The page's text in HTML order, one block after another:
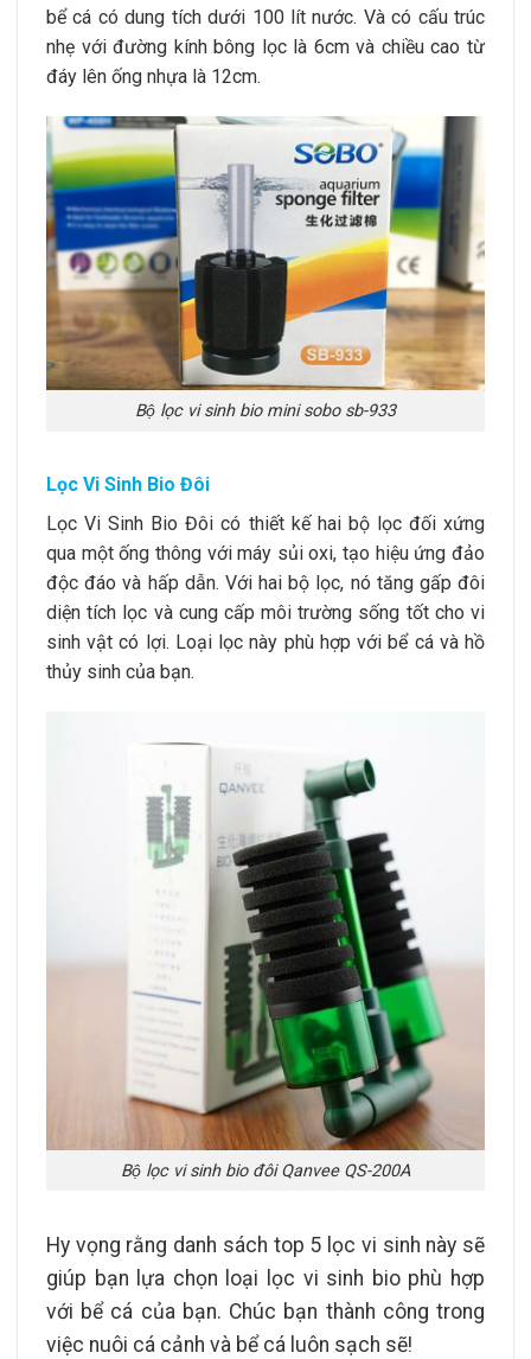
bể cá có dung tích dưới 100 lít nước. Và có cấu trúc
nhẹ với đường kính bông lọc là 6cm và chiều cao từ
đáy lên ống nhựa là 12cm.
Bộ lọc vi sinh bio mini sobo sb-933
Lọc Vi Sinh Bio Đôi
Lọc Vi Sinh Bio Đôi có thiết kế hai bộ lọc đối xứng
qua một ống thông với máy sủi oxi, tạo hiệu ứng đảo
độc đáo và hấp dẫn. Với hai bộ lọc, nó tăng gấp đôi
diện tích lọc và cung cấp môi trường sống tốt cho vi
sinh vật có lợi. Loại lọc này phù hợp với bể cá và hồ
thủy sinh của bạn.
Bộ lọc vi sinh bio đôi Qanvee QS-200A
Hy vọng rằng danh sách top 5 lọc vi sinh này sẽ
giúp bạn lựa chọn loại lọc vi sinh bio phù hợp
với bể cá của bạn. Chúc bạn thành công trong
việc nuôi cá cảnh và bể cá luôn sạch sẽ!